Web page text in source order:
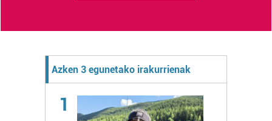
Azken 3 egunetako irakurrienak
1